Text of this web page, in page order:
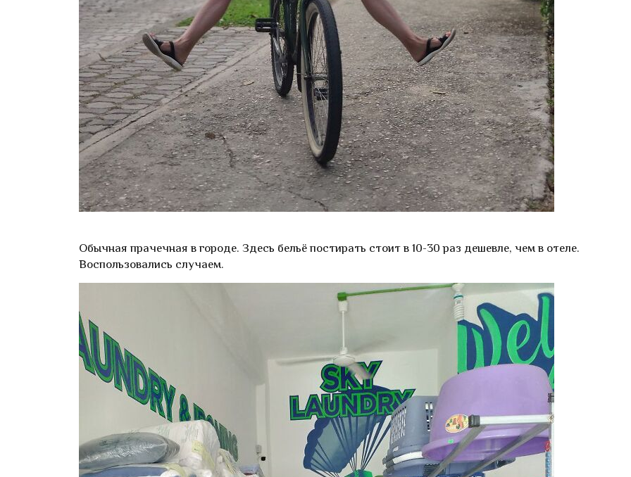
Обычная прачечная в городе. Здесь бельё постирать стоит в 10-30 раз дешевле, чем в отеле.
Воспользовались случаем.